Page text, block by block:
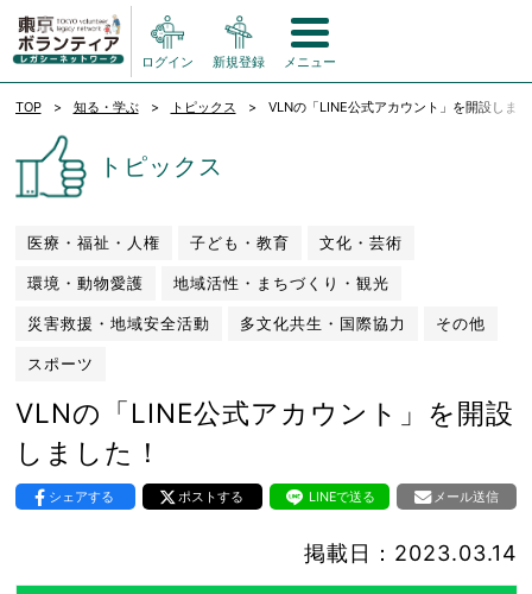
ログイン 新規登録 メニュー
TOP 知る・学ぶ トピックス VLNの「LINE公式アカウント」を開設しま
トピックス
医療・福祉・人権 子ども・教育 文化・芸術
環境・動物愛護 地域活性・まちづくり・観光
災害救援・地域安全活動 多文化共生・国際協力 その他
スポーツ
VLNの「LINE公式アカウント」を開設
しました！
シェアする ポストする LINEで送る メール送信
掲載日：2023.03.14